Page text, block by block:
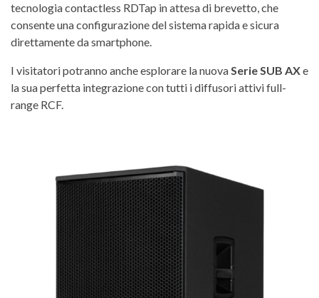
tecnologia contactless RDTap in attesa di brevetto, che
consente una configurazione del sistema rapida e sicura
direttamente da smartphone.
I visitatori potranno anche esplorare la nuovaSerie SUB AXe
la sua perfetta integrazione con tutti i diffusori attivi full-
range RCF.